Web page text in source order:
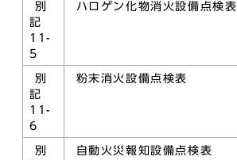
別
記
11-
5
ハロゲン化物消火設備点検表
別
記
11-
6
粉末消火設備点検表
別
自動火災報知設備点検表